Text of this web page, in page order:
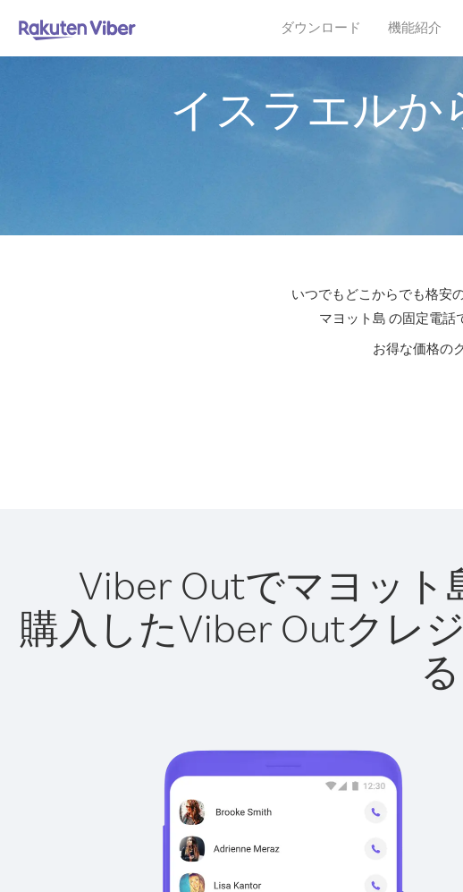
ダウンロード 機能紹介
イスラエルか
いつでもどこからでも格安
マヨット島 の固定電話
お得な価格の
Viber Outでマヨット
購入したViber Outクレ